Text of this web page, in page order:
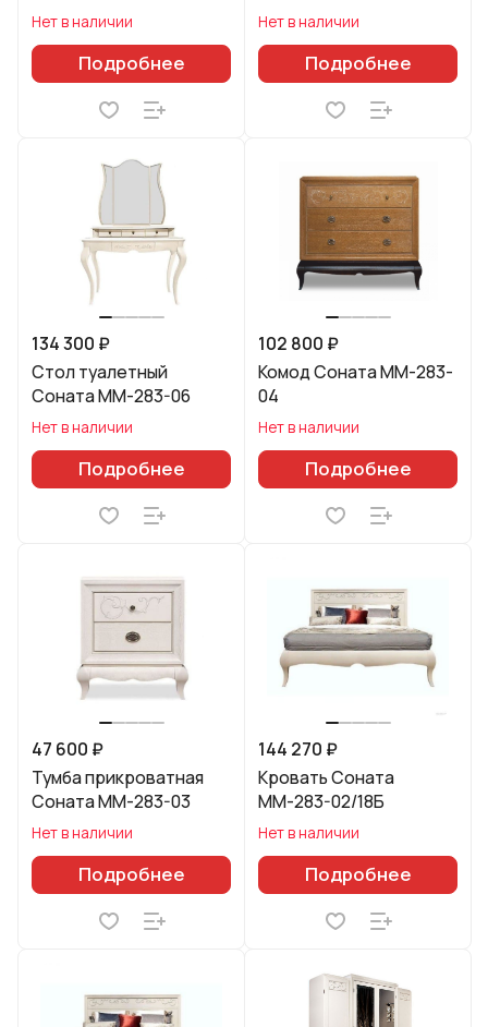
Нет в наличии
Подробнее
Нет в наличии
Подробнее
134 300 ₽
Стол туалетный
Соната ММ-283-06
Нет в наличии
Подробнее
102 800 ₽
Комод Соната ММ-283-
04
Нет в наличии
Подробнее
47 600 ₽
Тумба прикроватная
Соната ММ-283-03
Нет в наличии
Подробнее
144 270 ₽
Кровать Соната
ММ-283-02/18Б
Нет в наличии
Подробнее